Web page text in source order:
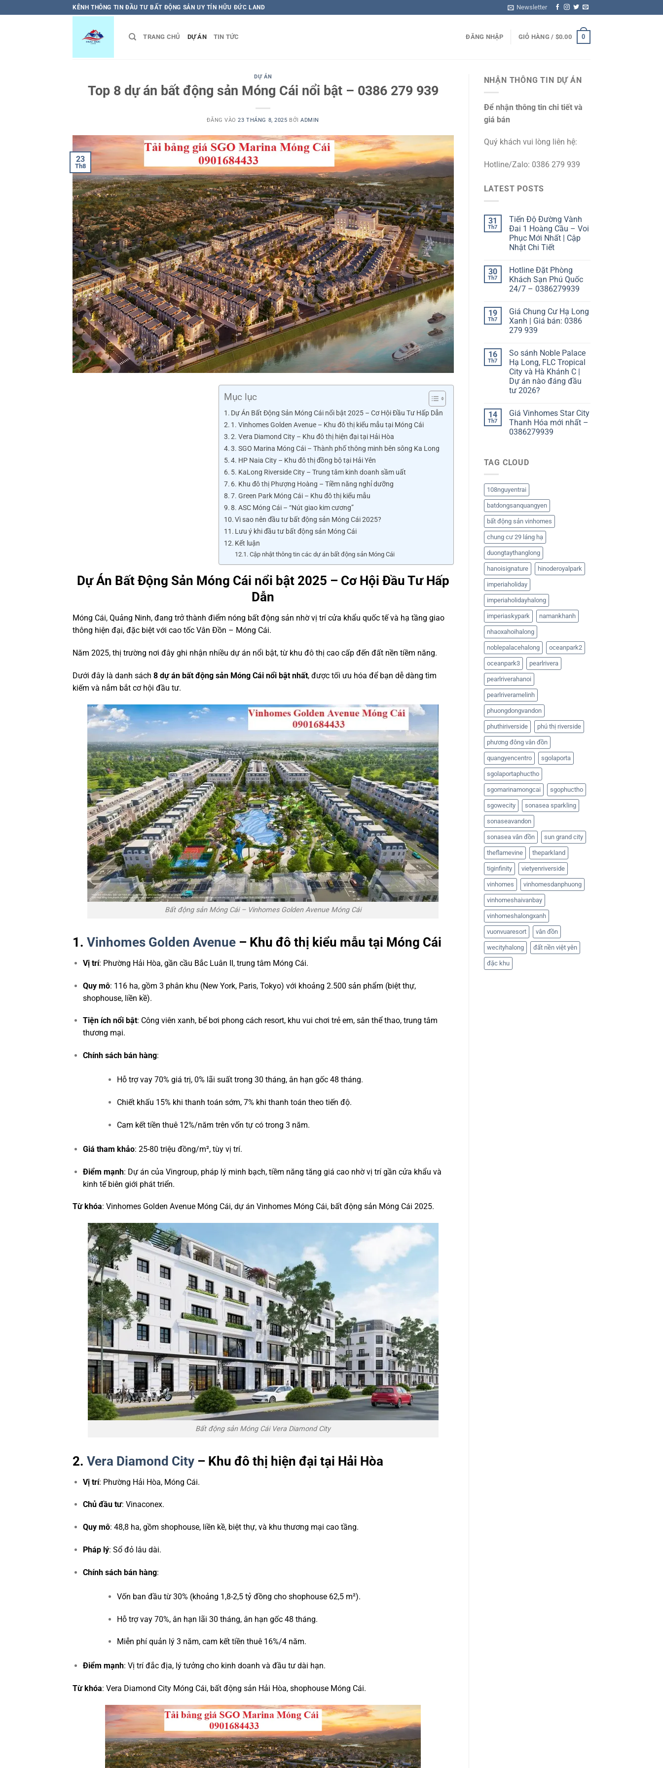
qua
KÊNH THÔNG TIN ĐẦU TƯ BẤT ĐỘNG SẢN UY TÍN HỮU ĐỨC LAND Newsletter
TRANG CHỦ DỰ ÁN TIN TỨC ĐĂNG NHẬP GIỎ HÀNG / $0.00 0
DỰ ÁN
Top 8 dự án bất động sản Móng Cái nổi bật – 0386 279 939
ĐĂNG VÀO23 THÁNG 8, 2025 BỞIADMIN
23
Th8
Mục lục
Dự Án Bất Động Sản Móng Cái nổi bật 2025 – Cơ Hội Đầu Tư Hấp Dẫn
1. Vinhomes Golden Avenue – Khu đô thị kiểu mẫu tại Móng Cái
2. Vera Diamond City – Khu đô thị hiện đại tại Hải Hòa
3. SGO Marina Móng Cái – Thành phố thông minh bên sông Ka Long
4. HP Naia City – Khu đô thị đồng bộ tại Hải Yên
5. KaLong Riverside City – Trung tâm kinh doanh sầm uất
6. Khu đô thị Phượng Hoàng – Tiềm năng nghỉ dưỡng
7. Green Park Móng Cái – Khu đô thị kiểu mẫu
8. ASC Móng Cái – “Nút giao kim cương”
Vì sao nên đầu tư bất động sản Móng Cái 2025?
Lưu ý khi đầu tư bất động sản Móng Cái
Kết luận
Cập nhật thông tin các dự án bất động sản Móng Cái
Dự Án Bất Động Sản Móng Cái nổi bật 2025 – Cơ Hội Đầu Tư Hấp
Dẫn
Móng Cái, Quảng Ninh, đang trở thành điểm nóng bất động sản nhờ vị trí cửa khẩu quốc tế và hạ tầng giao
thông hiện đại, đặc biệt với cao tốc Vân Đồn – Móng Cái.
Năm 2025, thị trường nơi đây ghi nhận nhiều dự án nổi bật, từ khu đô thị cao cấp đến đất nền tiềm năng.
Dưới đây là danh sách 8 dự án bất động sản Móng Cái nổi bật nhất, được tối ưu hóa để bạn dễ dàng tìm
kiếm và nắm bắt cơ hội đầu tư.
Bất động sản Móng Cái – Vinhomes Golden Avenue Móng Cái
1. Vinhomes Golden Avenue – Khu đô thị kiểu mẫu tại Móng Cái
Vị trí: Phường Hải Hòa, gần cầu Bắc Luân II, trung tâm Móng Cái.
Quy mô: 116 ha, gồm 3 phân khu (New York, Paris, Tokyo) với khoảng 2.500 sản phẩm (biệt thự,
shophouse, liền kề).
Tiện ích nổi bật: Công viên xanh, bể bơi phong cách resort, khu vui chơi trẻ em, sân thể thao, trung tâm
thương mại.
Chính sách bán hàng:
Hỗ trợ vay 70% giá trị, 0% lãi suất trong 30 tháng, ân hạn gốc 48 tháng.
Chiết khấu 15% khi thanh toán sớm, 7% khi thanh toán theo tiến độ.
Cam kết tiền thuê 12%/năm trên vốn tự có trong 3 năm.
Giá tham khảo: 25-80 triệu đồng/m², tùy vị trí.
Điểm mạnh: Dự án của Vingroup, pháp lý minh bạch, tiềm năng tăng giá cao nhờ vị trí gần cửa khẩu và
kinh tế biên giới phát triển.
Từ khóa: Vinhomes Golden Avenue Móng Cái, dự án Vinhomes Móng Cái, bất động sản Móng Cái 2025.
Bất động sản Móng Cái Vera Diamond City
2. Vera Diamond City – Khu đô thị hiện đại tại Hải Hòa
Vị trí: Phường Hải Hòa, Móng Cái.
Chủ đầu tư: Vinaconex.
Quy mô: 48,8 ha, gồm shophouse, liền kề, biệt thự, và khu thương mại cao tầng.
Pháp lý: Sổ đỏ lâu dài.
Chính sách bán hàng:
Vốn ban đầu từ 30% (khoảng 1,8-2,5 tỷ đồng cho shophouse 62,5 m²).
Hỗ trợ vay 70%, ân hạn lãi 30 tháng, ân hạn gốc 48 tháng.
Miễn phí quản lý 3 năm, cam kết tiền thuê 16%/4 năm.
Điểm mạnh: Vị trí đắc địa, lý tưởng cho kinh doanh và đầu tư dài hạn.
Từ khóa: Vera Diamond City Móng Cái, bất động sản Hải Hòa, shophouse Móng Cái.
NHẬN THÔNG TIN DỰ ÁN
Để nhận thông tin chi tiết và
giá bán
Quý khách vui lòng liên hệ:
Hotline/Zalo: 0386 279 939
LATEST POSTS
31
Th7
Tiến Độ Đường Vành
Đai 1 Hoàng Cầu – Voi
Phục Mới Nhất | Cập
Nhật Chi Tiết
30
Th7
Hotline Đặt Phòng
Khách Sạn Phú Quốc
24/7 – 0386279939
19
Th7
Giá Chung Cư Hạ Long
Xanh | Giá bán: 0386
279 939
16
Th7
So sánh Noble Palace
Hạ Long, FLC Tropical
City và Hà Khánh C |
Dự án nào đáng đầu
tư 2026?
14
Th7
Giá Vinhomes Star City
Thanh Hóa mới nhất –
0386279939
TAG CLOUD
108nguyentrai
batdongsanquangyen
bất động sản vinhomes
chung cư 29 láng hạ
duongtaythanglong
hanoisignature hinoderoyalpark
imperiaholiday
imperiaholidayhalong
imperiaskypark namankhanh
nhaoxahoihalong
noblepalacehalong oceanpark2
oceanpark3 pearlrivera
pearlriverahanoi
pearlriveramelinh
phuongdongvandon
phuthiriverside phú thị riverside
phương đông vân đồn
quangyencentro sgolaporta
sgolaportaphuctho
sgomarinamongcai sgophuctho
sgowecity sonasea sparkling
sonaseavandon
sonasea vân đồn sun grand city
theflamevine theparkland
tiginfinity vietyenriverside
vinhomes vinhomesdanphuong
vinhomeshaivanbay
vinhomeshalongxanh
vuonvuaresort vân đồn
wecityhalong đất nền việt yên
đặc khu